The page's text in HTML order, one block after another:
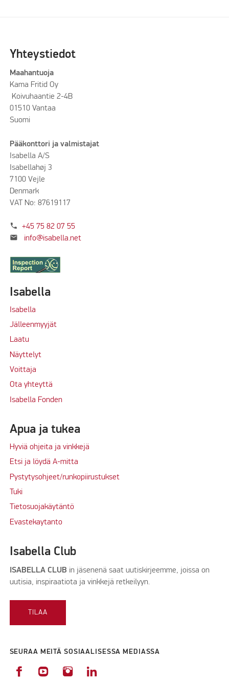
Yhteystiedot
Maahantuoja
Kama Fritid Oy
Koivuhaantie 2-4B
01510 Vantaa
Suomi
Pääkonttori ja valmistajat
Isabella A/S
Isabellahøj 3
7100 Vejle
Denmark
VAT No: 87619117
phone +45 75 82 07 55
mail info@isabella.net
Isabella
Isabella
Jälleenmyyjät
Laatu
Näyttelyt
Voittaja
Ota yhteyttä
Isabella Fonden
Apua ja tukea
Hyviä ohjeita ja vinkkejä
Etsi ja löydä A-mitta
Pystytysohjeet/runkopiirustukset
Tuki
Tietosuojakäytäntö
Evastekaytanto
Isabella Club
ISABELLA CLUB in jäsenenä saat uutiskirjeemme, joissa on
uutisia, inspiraatiota ja vinkkejä retkeilyyn.
TILAA
SEURAA MEITÄ SOSIAALISESSA MEDIASSA